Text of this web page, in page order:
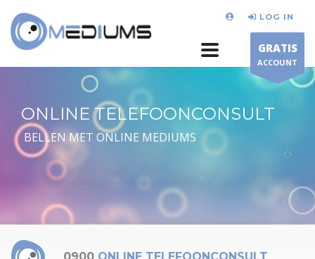
LOG IN
GRATIS
ACCOUNT
ONLINE TELEFOONCONSULT
BELLEN MET ONLINE MEDIUMS